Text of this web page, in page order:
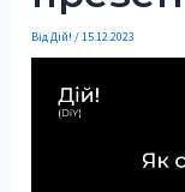
ВідДій!/15.12.2023